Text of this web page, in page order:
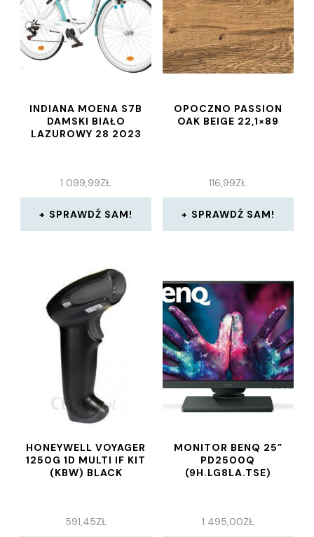
INDIANA MOENA S7B
DAMSKI BIAŁO
LAZUROWY 28 2023
1 099,99ZŁ
SPRAWDŹ SAM!
OPOCZNO PASSION
OAK BEIGE 22,1×89
116,99ZŁ
SPRAWDŹ SAM!
HONEYWELL VOYAGER
1250G 1D MULTI IF KIT
(KBW) BLACK
591,45ZŁ
MONITOR BENQ 25”
PD2500Q
(9H.LG8LA.TSE)
1 495,00ZŁ